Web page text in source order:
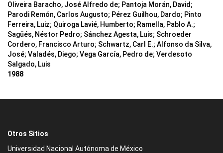
Oliveira Baracho, José Alfredo de; Pantoja Morán, David;
Parodi Remón, Carlos Augusto; Pérez Guilhou, Dardo; Pinto
Ferreira, Luiz; Quiroga Lavié, Humberto; Ramella, Pablo A.;
Sagüés, Néstor Pedro; Sánchez Agesta, Luis; Schroeder
Cordero, Francisco Arturo; Schwartz, Carl E.; Alfonso da Silva,
José; Valadés, Diego; Vega García, Pedro de; Verdesoto
Salgado, Luis
1988
Otros Sitios
Universidad Nacional Autónoma de México